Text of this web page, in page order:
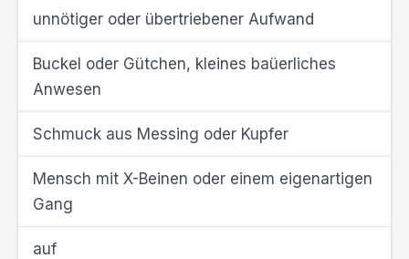
unnötiger oder übertriebener Aufwand
Buckel oder Gütchen, kleines baüerliches
Anwesen
Schmuck aus Messing oder Kupfer
Mensch mit X-Beinen oder einem eigenartigen
Gang
auf